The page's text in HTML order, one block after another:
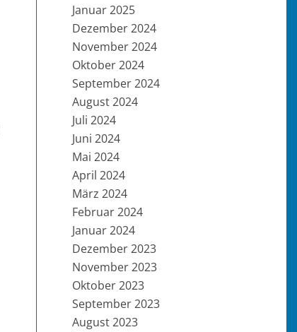
Januar 2025
Dezember 2024
November 2024
Oktober 2024
September 2024
August 2024
Juli 2024
Juni 2024
Mai 2024
April 2024
März 2024
Februar 2024
Januar 2024
Dezember 2023
November 2023
Oktober 2023
September 2023
August 2023